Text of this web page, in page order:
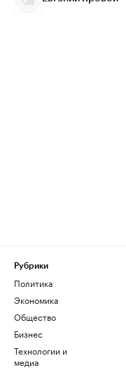
Рубрики
Политика
Экономика
Общество
Бизнес
Технологии и
медиа